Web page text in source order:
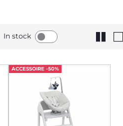
is in een stoel die
ontspannen. Met of zonder
zijn compact en perfect
In stock
ACCESSOIRE -50%